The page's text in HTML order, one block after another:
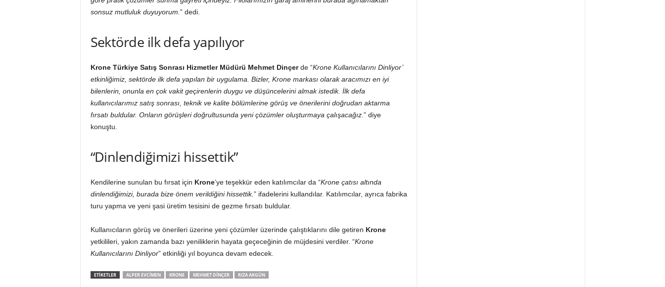
sonsuz mutluluk duyuyorum. ” dedi.
Sektörde ilk defa yapılıyor
Krone Türkiye Satış Sonrası Hizmetler Müdürü Mehmet Dinçerde “Krone Kullanıcılarını Dinliyor’
etkinliğimiz, sektörde ilk defa yapılan bir uygulama. Bizler, Krone markası olarak aracımızı en iyi
bilenlerin, onunla en çok vakit geçirenlerin duygu ve düşüncelerini almak istedik. İlk defa
kullanıcılarımız satış sonrası, teknik ve kalite bölümlerine görüş ve önerilerini doğrudan aktarma
fırsatı buldular. Onların görüşleri doğrultusunda yeni çözümler oluşturmaya çalışacağız. ” diye
konuştu.
“Dinlendiğimizi hissettik”
Kendilerine sunulan bu fırsat için Krone’ye teşekkür eden katılımcılar da “Krone çatısı altında
dinlendiğimizi, burada bize önem verildiğini hissettik.” ifadelerini kullandılar. Katılımcılar, ayrıca fabrika
turu yapma ve yeni şasi üretim tesisini de gezme fırsatı buldular.
Kullanıcıların görüş ve önerileri üzerine yeni çözümler üzerinde çalıştıklarını dile getiren Krone
yetkilileri, yakın zamanda bazı yeniliklerin hayata geçeceğinin de müjdesini verdiler. “Krone
Kullanıcılarını Dinliyor” etkinliği yıl boyunca devam edecek.
ETIKETLER ALPER EVCIMEN KRONE MEHMET DINÇER RIZA AKGÜN